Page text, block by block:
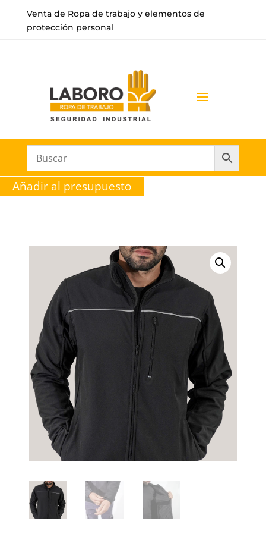
Venta de Ropa de trabajo y elementos de
protección personal
Añadir al presupuesto